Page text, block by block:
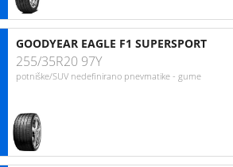
GOODYEAR EAGLE F1 SUPERSPORT
255/35R20 97Y
potniške/SUV nedefinirano pnevmatike - gume